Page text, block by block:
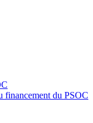
financement du PSOC